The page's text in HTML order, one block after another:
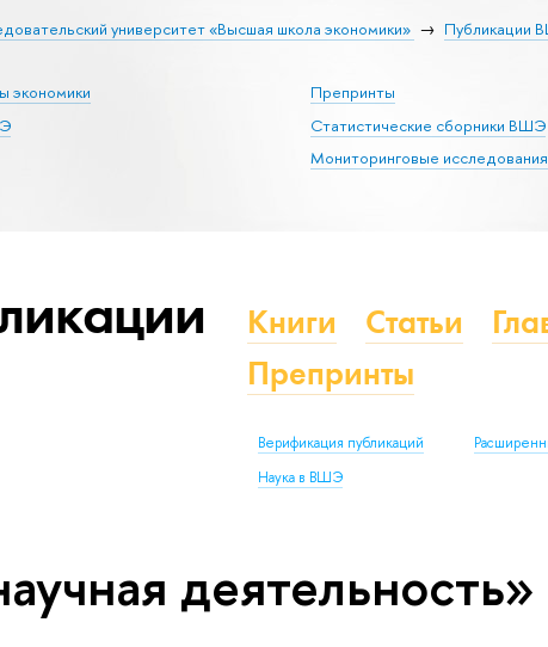
университет «Высшая школа экономики» Публикации
экономики
Препринты
Статистические сборники ВШЭ
Мониторинговые исследования
Книги Статьи
Препринты
Верификация публикаций
Наука в ВШЭ
деятельность»